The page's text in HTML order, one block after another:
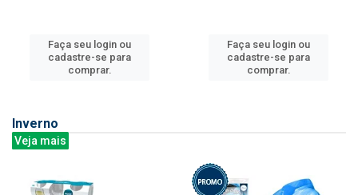
Faça seu login ou
cadastre-se para
comprar.
Faça seu login ou
cadastre-se para
comprar.
Inverno
Veja mais